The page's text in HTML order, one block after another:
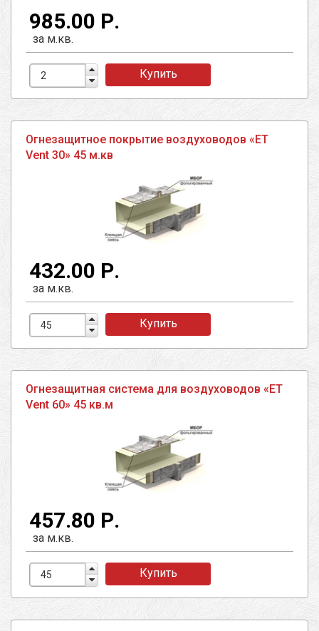
985.00 Р.
за м.кв.
Купить
Огнезащитное покрытие воздуховодов «ET
Vent 30» 45 м.кв
432.00 Р.
за м.кв.
Купить
Огнезащитная система для воздуховодов «ET
Vent 60» 45 кв.м
457.80 Р.
за м.кв.
Купить